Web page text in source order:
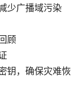
少广播域污染
顾
钥，确保灾难恢